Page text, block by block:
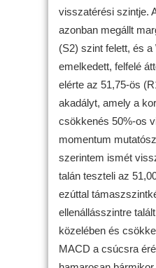
visszatérési szintje.
azonban megállt
(S2) szint felett, és a
emelkedett, felfelé
elérte az 51,75-ös
akadályt, amely a
csökkenés 50%-os
momentum
szerintem ismét
talán teszteli az
ezúttal
ellenállásszintre
közelében és
MACD a csúcsra